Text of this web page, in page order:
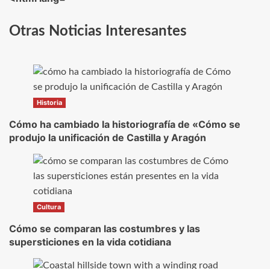
Otras Noticias Interesantes
Historia
Cómo ha cambiado la historiografía de «Cómo se
produjo la unificación de Castilla y Aragón
Cultura
Cómo se comparan las costumbres y las
supersticiones en la vida cotidiana